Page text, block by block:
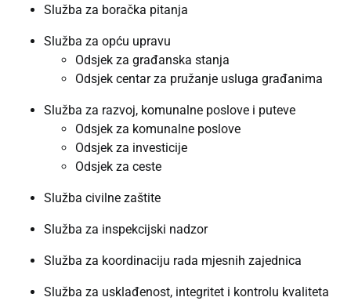
Služba za boračka pitanja
Služba za opću upravu
Odsjek za građanska stanja
Odsjek centar za pružanje usluga građanima
Služba za razvoj, komunalne poslove i puteve
Odsjek za komunalne poslove
Odsjek za investicije
Odsjek za ceste
Služba civilne zaštite
Služba za inspekcijski nadzor
Služba za koordinaciju rada mjesnih zajednica
Služba za usklađenost, integritet i kontrolu kvaliteta